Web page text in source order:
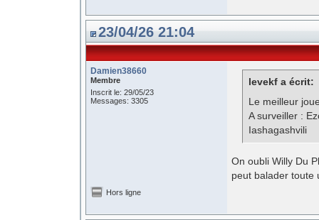
23/04/26 21:04
Damien38660
Membre
Inscrit le: 29/05/23
Messages: 3305
levekf a écrit:
Le meilleur
A surveiller :
Iashagashvili
On oubli Willy Du
peut balader toute
Hors ligne